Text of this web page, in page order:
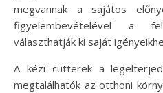
megvannak a sajátos
figyelembevételével a
választhatják ki saját
A kézi cutterek a
megtalálhatók az otthoni